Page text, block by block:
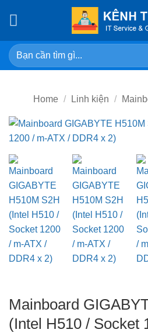
Search
for:
Home / Linh kiện /
Mainboard
(Intel H510 / Socket